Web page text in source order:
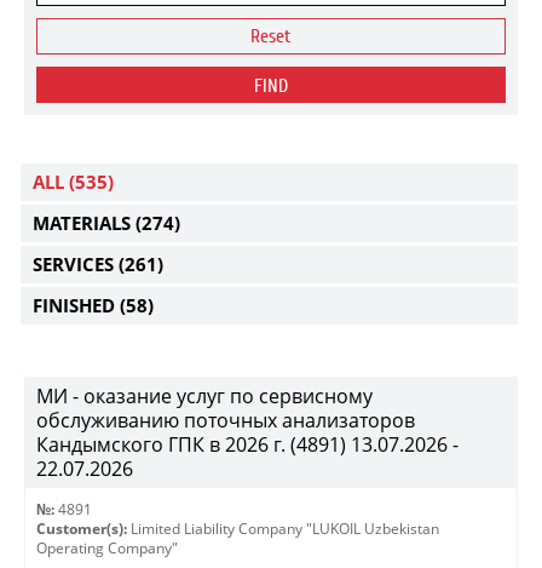
Reset
FIND
ALL (535)
MATERIALS (274)
SERVICES (261)
FINISHED (58)
МИ - оказание услуг по сервисному
обслуживанию поточных анализаторов
Кандымского ГПК в 2026 г. (4891) 13.07.2026 -
22.07.2026
№: 4891
Customer(s): Limited Liability Company "LUKOIL Uzbekistan
Operating Company"